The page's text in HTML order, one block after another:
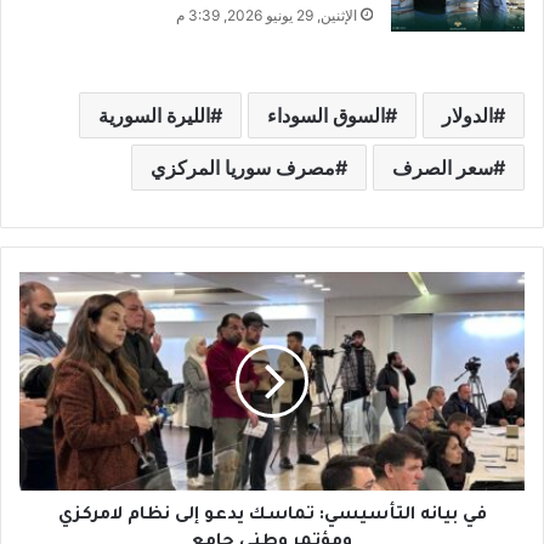
الإثنين, 29 يونيو 2026, 3:39 م
الدولار السوق السوداء الليرة السورية
سعر الصرف مصرف سوريا المركزي
ف
ي
ب
ي
ا
ن
ه
ل
في بيانه التأسيسي: تماسك يدعو إلى نظام لامركزي